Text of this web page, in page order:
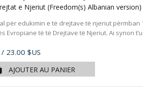
e Njeriut (Freedom(s) Albanian version)
për edukimin e të drejtave të njeriut
Evropiane të të Drejtave të Njeriut. Ai synon
/ 23.00 $US
AJOUTER AU PANIER